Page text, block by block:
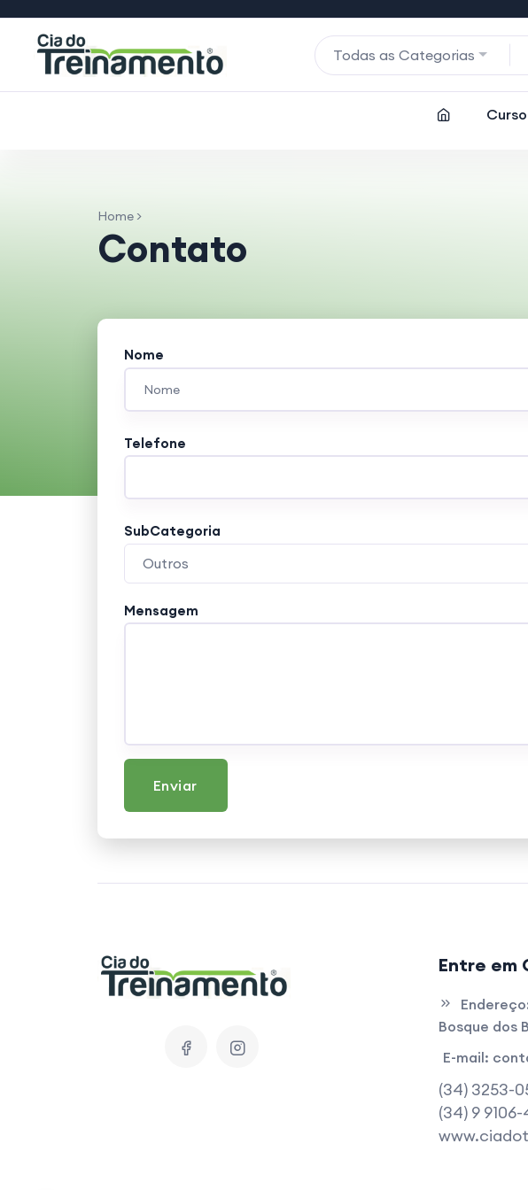
Todas as Categorias
Home >
Contato
Nome
Telefone
SubCategoria
Outros
Mensagem
Enviar
Entre em
Bosque dos
E-mail:
(34) 3253-
(34) 9